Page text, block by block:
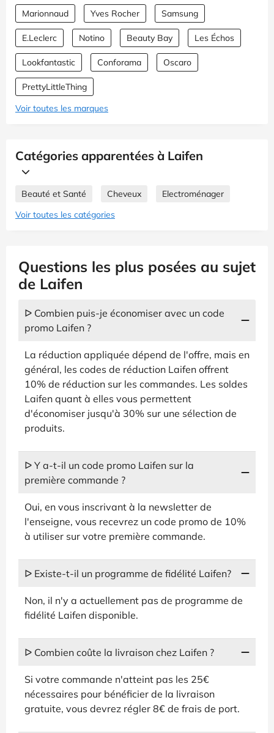
Marionnaud Yves Rocher Samsung
E.Leclerc Notino Beauty Bay Les Échos
Lookfantastic Conforama Oscaro
PrettyLittleThing
Voir toutes les marques
Catégories apparentées à Laifen
Beauté et Santé Cheveux
Electroménager
Voir toutes les catégories
Questions les plus posées au sujet
de Laifen
ᐅ Combien puis-je économiser avec un code
promo Laifen ?
La réduction appliquée dépend de l'offre, mais en
général, les codes de réduction Laifen offrent
10% de réduction sur les commandes. Les soldes
Laifen quant à elles vous permettent
d'économiser jusqu'à 30% sur une sélection de
produits.
ᐅ Y a-t-il un code promo Laifen sur la
première commande ?
Oui, en vous inscrivant à la newsletter de
l'enseigne, vous recevrez un code promo de 10%
à utiliser sur votre première commande.
ᐅ Existe-t-il un programme de fidélité Laifen?
Non, il n'y a actuellement pas de programme de
fidélité Laifen disponible.
ᐅ Combien coûte la livraison chez Laifen ?
Si votre commande n'atteint pas les 25€
nécessaires pour bénéficier de la livraison
gratuite, vous devrez régler 8€ de frais de port.